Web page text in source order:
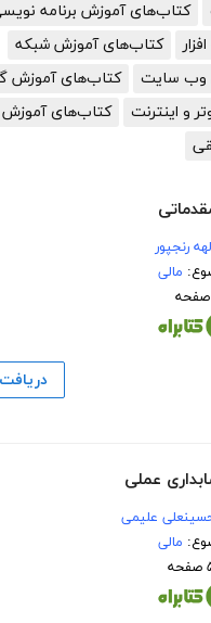
کتاب‌های آموزش برنامه
کتاب‌های آموزش شبکه
وب سایت
کتاب‌های آموزش
و اینترنت
کتاب‌های
رنجپور
مالی
دریافت
عملی
علیمی
مالی